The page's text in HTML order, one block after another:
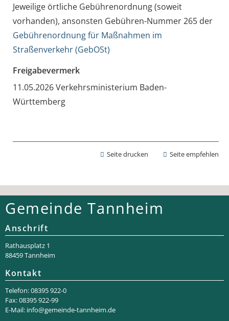
Jeweilige örtliche Gebührenordnung (soweit
vorhanden), ansonsten Gebühren-Nummer 265 der
Gebührenordnung für Maßnahmen im
Straßenverkehr (GebOSt)
Freigabevermerk
11.05.2026 Verkehrsministerium Baden-
Württemberg
Seite drucken Seite empfehlen
Gemeinde Tannheim
Anschrift
Rathaus­platz 1
88459 Tannheim
Kontakt
Telefon: 08395 922-0
Fax: 08395 922-99
E-Mail: info@gemeinde-tannheim.de